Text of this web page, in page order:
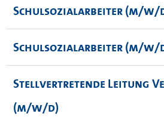
Schulsozialarbeiter (m/w/
Schulsozialarbeiter (m/w/
Stellvertretende Leitung
(m/w/d)